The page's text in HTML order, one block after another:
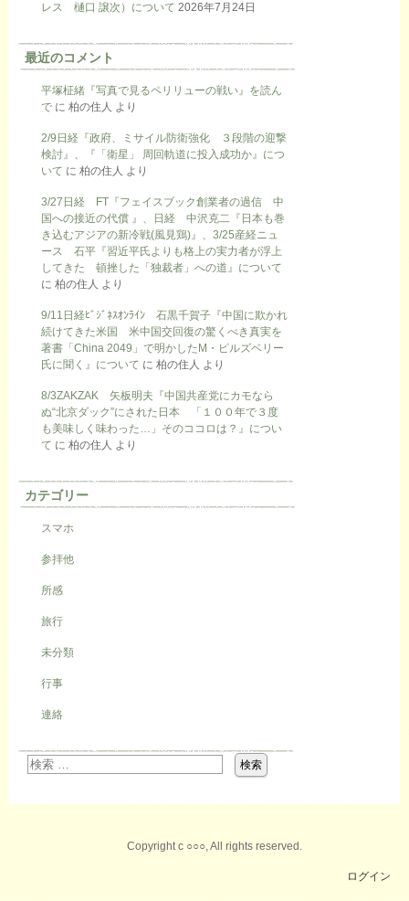
レス 樋口 譲次）について 2026年7月24日
最近のコメント
平塚柾緒『写真で見るペリリューの戦い』を読ん
で に 柏の住人 より
2/9日経『政府、ミサイル防衛強化 ３段階の迎撃
検討』、『「衛星」 周回軌道に投入成功か』につ
いて に 柏の住人 より
3/27日経 FT『フェイスブック創業者の過信 中
国への接近の代償 』、日経 中沢克二『日本も巻
き込むアジアの新冷戦(風見鶏)』、3/25産経ニュ
ース 石平『習近平氏よりも格上の実力者が浮上
してきた 頓挫した「独裁者」への道』について
に 柏の住人 より
9/11日経ﾋﾞｼﾞﾈｽｵﾝﾗｲﾝ 石黒千賀子『中国に欺かれ
続けてきた米国 米中国交回復の驚くべき真実を
著書「China 2049」で明かしたM・ピルズベリー
氏に聞く』について に 柏の住人 より
8/3ZAKZAK 矢板明夫『中国共産党にカモなら
ぬ“北京ダック”にされた日本 「１００年で３度
も美味しく味わった…」そのココロは？』につい
て に 柏の住人 より
カテゴリー
スマホ
参拝他
所感
旅行
未分類
行事
連絡
Copyright c ○○○, All rights reserved.
ログイン